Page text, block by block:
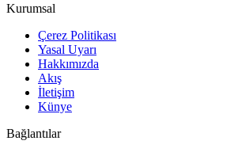
Kurumsal
Çerez Politikası
Yasal Uyarı
Hakkımızda
Akış
İletişim
Künye
Bağlantılar